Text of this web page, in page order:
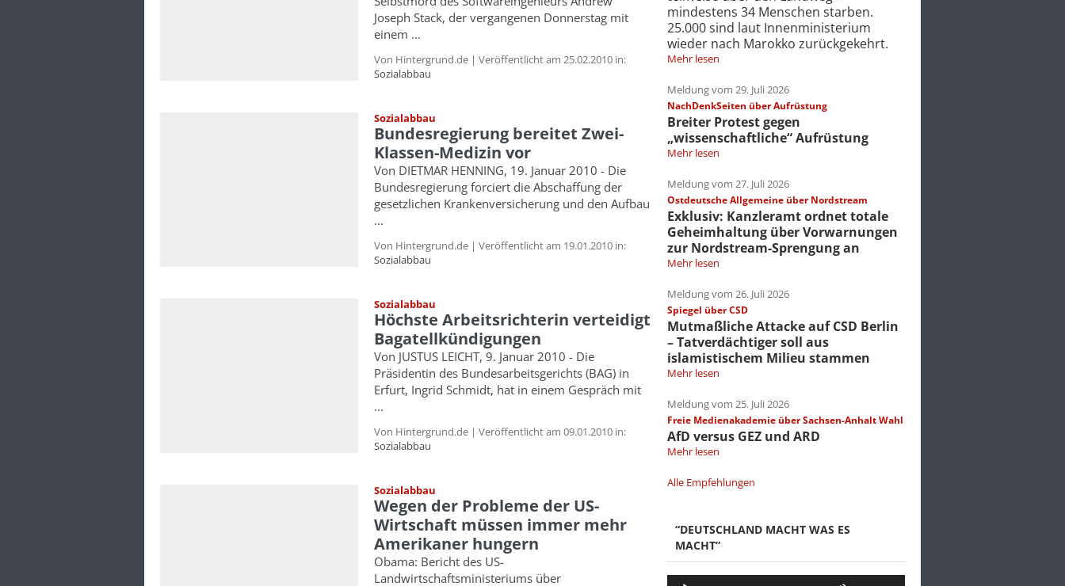
Joseph Stack, der vergangenen Donnerstag mit
einem ...
Von Hintergrund.de | Veröffentlicht am 25.02.2010 in:
Sozialabbau
Sozialabbau
Bundesregierung bereitet Zwei-
Klassen-Medizin vor
Von DIETMAR HENNING, 19. Januar 2010 - Die
Bundesregierung forciert die Abschaffung der
gesetzlichen Krankenversicherung und den Aufbau
...
Von Hintergrund.de | Veröffentlicht am 19.01.2010 in:
Sozialabbau
Sozialabbau
Höchste Arbeitsrichterin verteidigt
Bagatellkündigungen
Von JUSTUS LEICHT, 9. Januar 2010 - Die
Präsidentin des Bundesarbeitsgerichts (BAG) in
Erfurt, Ingrid Schmidt, hat in einem Gespräch mit
...
Von Hintergrund.de | Veröffentlicht am 09.01.2010 in:
Sozialabbau
Sozialabbau
Wegen der Probleme der US-
Wirtschaft müssen immer mehr
Amerikaner hungern
Obama: Bericht des US-
Landwirtschaftsministeriums über
mindestens 34 Menschen starben.
25.000 sind laut Innenministerium
wieder nach Marokko zurückgekehrt.
Mehr lesen
Meldung vom 29. Juli 2026
NachDenkSeiten über Aufrüstung
Breiter Protest gegen
„wissenschaftliche“ Aufrüstung
Mehr lesen
Meldung vom 27. Juli 2026
Ostdeutsche Allgemeine über Nordstream
Exklusiv: Kanzleramt ordnet totale
Geheimhaltung über Vorwarnungen
zur Nordstream-Sprengung an
Mehr lesen
Meldung vom 26. Juli 2026
Spiegel über CSD
Mutmaßliche Attacke auf CSD Berlin
– Tatverdächtiger soll aus
islamistischem Milieu stammen
Mehr lesen
Meldung vom 25. Juli 2026
Freie Medienakademie über Sachsen-Anhalt Wahl
AfD versus GEZ und ARD
Mehr lesen
Alle Empfehlungen
“DEUTSCHLAND MACHT WAS ES
MACHT”
Audio-